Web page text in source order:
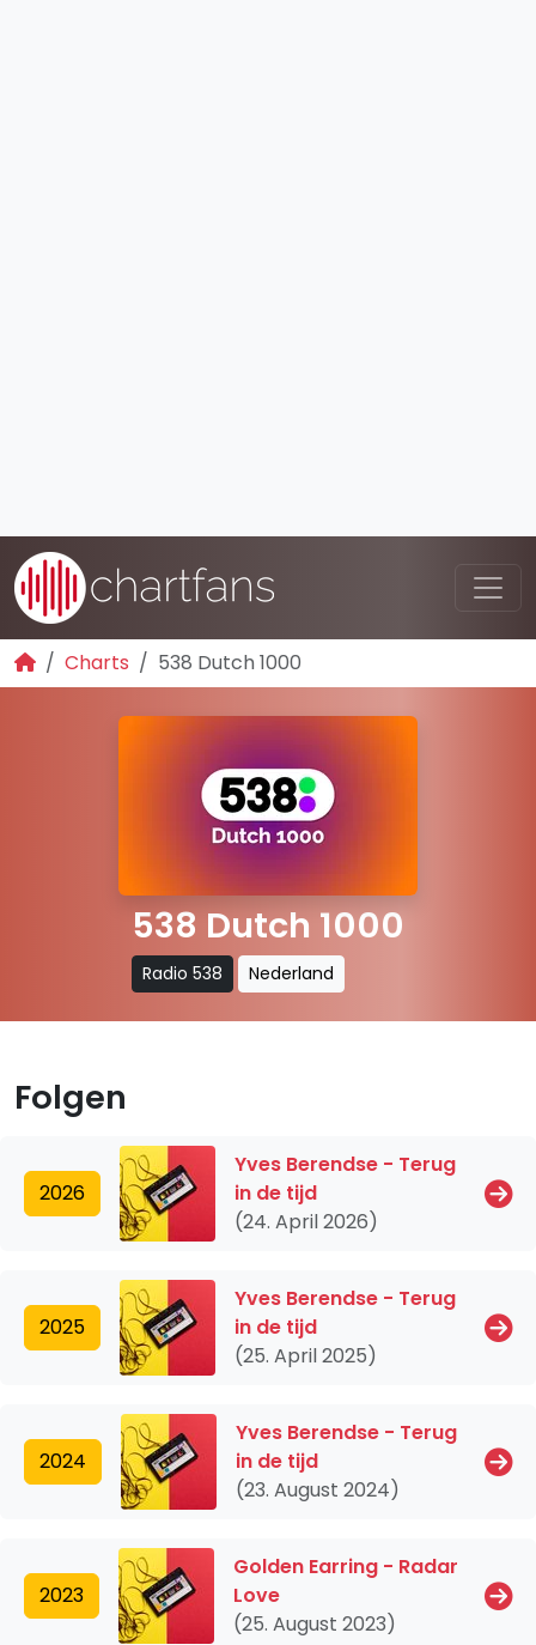
Charts 538 Dutch 1000
538 Dutch 1000
Radio 538 Nederland
Folgen
2026
Yves Berendse - Terug
in de tijd
(24. April 2026)
2025
Yves Berendse - Terug
in de tijd
(25. April 2025)
2024
Yves Berendse - Terug
in de tijd
(23. August 2024)
2023
Golden Earring - Radar
Love
(25. August 2023)